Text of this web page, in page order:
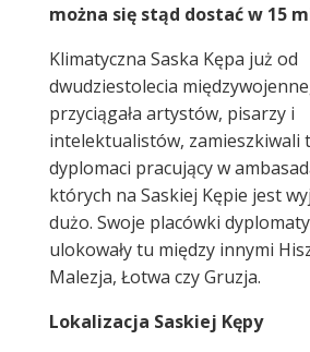
można się stąd dostać w 15
Klimatyczna Saska Kępa już od
dwudziestolecia
przyciągała artystów, pisarzy i
intelektualistów, zamieszkiwali
dyplomaci pracujący w
których na Saskiej Kępie jest
dużo. Swoje placówki
ulokowały tu między innymi
Malezja, Łotwa czy Gruzja.
Lokalizacja Saskiej Kępy